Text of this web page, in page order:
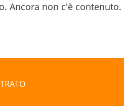
Ancora non c'è contenuto.